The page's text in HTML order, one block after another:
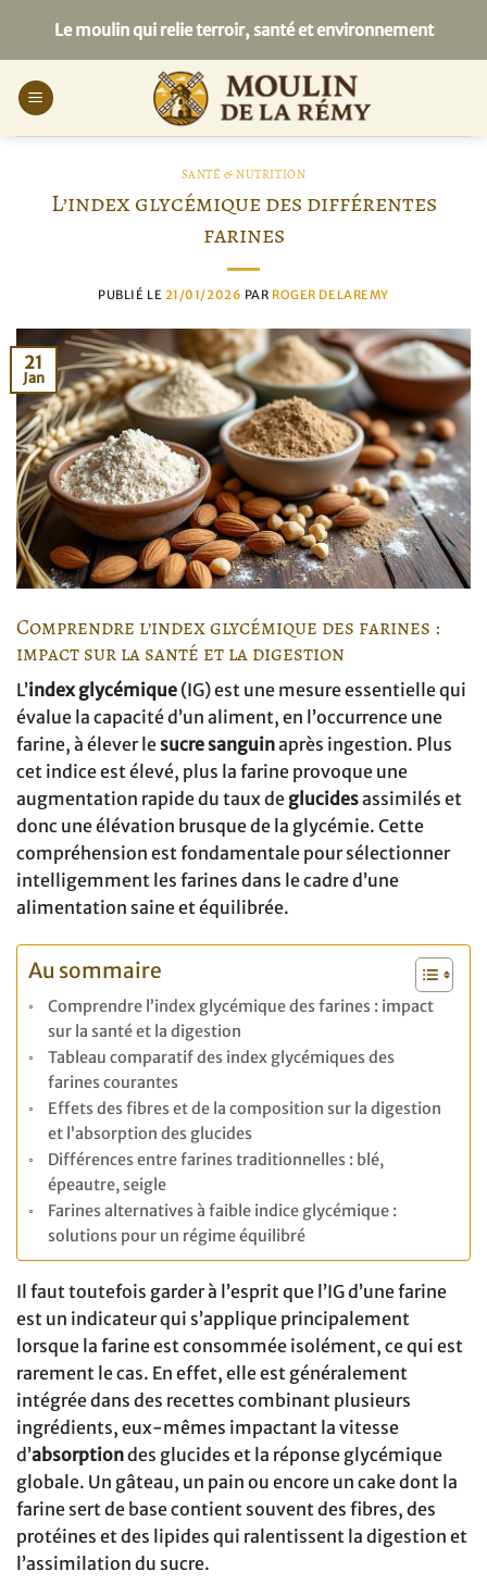
contenu
Le moulin qui relie terroir, santé et environnement
SANTÉ & NUTRITION
L’index glycémique des différentes
farines
PUBLIÉ LE 21/01/2026 PAR ROGER DELAREMY
21
Jan
Comprendre l’index glycémique des farines :
impact sur la santé et la digestion
L’index glycémique (IG) est une mesure essentielle qui
évalue la capacité d’un aliment, en l’occurrence une
farine, à élever le sucre sanguinaprès ingestion. Plus
cet indice est élevé, plus la farine provoque une
augmentation rapide du taux de glucidesassimilés et
donc une élévation brusque de la glycémie. Cette
compréhension est fondamentale pour sélectionner
intelligemment les farines dans le cadre d’une
alimentation saine et équilibrée.
Au sommaire
Comprendre l’index glycémique des farines : impact
sur la santé et la digestion
Tableau comparatif des index glycémiques des
farines courantes
Effets des fibres et de la composition sur la digestion
et l’absorption des glucides
Différences entre farines traditionnelles : blé,
épeautre, seigle
Farines alternatives à faible indice glycémique :
solutions pour un régime équilibré
Il faut toutefois garder à l’esprit que l’IG d’une farine
est un indicateur qui s’applique principalement
lorsque la farine est consommée isolément, ce qui est
rarement le cas. En effet, elle est généralement
intégrée dans des recettes combinant plusieurs
ingrédients, eux-mêmes impactant la vitesse
d’absorptiondes glucides et la réponse glycémique
globale. Un gâteau, un pain ou encore un cake dont la
farine sert de base contient souvent des fibres, des
protéines et des lipides qui ralentissent la digestion et
l’assimilation du sucre.